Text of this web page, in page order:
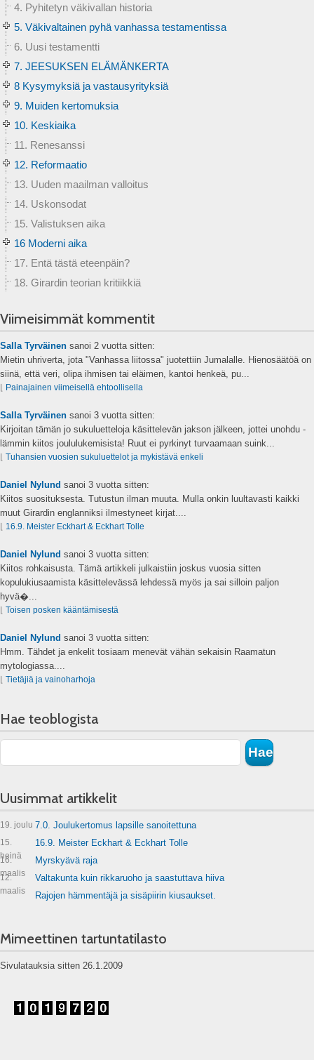
4. Pyhitetyn väkivallan historia
5. Väkivaltainen pyhä vanhassa testamentissa
6. Uusi testamentti
7. JEESUKSEN ELÄMÄNKERTA
8 Kysymyksiä ja vastausyrityksiä
9. Muiden kertomuksia
10. Keskiaika
11. Renesanssi
12. Reformaatio
13. Uuden maailman valloitus
14. Uskonsodat
15. Valistuksen aika
16 Moderni aika
17. Entä tästä eteenpäin?
18. Girardin teorian kritiikkiä
Viimeisimmät kommentit
Salla Tyrväinen sanoi 2 vuotta sitten:
Mietin uhriverta, jota "Vanhassa liitossa" juotettiin Jumalalle. Hienosäätöä on
siinä, että veri, olipa ihmisen tai eläimen, kantoi henkeä, pu...
⌊ Painajainen viimeisellä ehtoollisella
Salla Tyrväinen sanoi 3 vuotta sitten:
Kirjoitan tämän jo sukuluetteloja käsittelevän jakson jälkeen, jottei unohdu -
lämmin kiitos joululukemisista! Ruut ei pyrkinyt turvaamaan suink...
⌊ Tuhansien vuosien sukuluettelot ja mykistävä enkeli
Daniel Nylund sanoi 3 vuotta sitten:
Kiitos suosituksesta. Tutustun ilman muuta. Mulla onkin luultavasti kaikki
muut Girardin englanniksi ilmestyneet kirjat....
⌊ 16.9. Meister Eckhart & Eckhart Tolle
Daniel Nylund sanoi 3 vuotta sitten:
Kiitos rohkaisusta. Tämä artikkeli julkaistiin joskus vuosia sitten
kopulukiusaamista käsittelevässä lehdessä myös ja sai silloin paljon
hyvä�...
⌊ Toisen posken kääntämisestä
Daniel Nylund sanoi 3 vuotta sitten:
Hmm. Tähdet ja enkelit tosiaam menevät vähän sekaisin Raamatun
mytologiassa....
⌊ Tietäjiä ja vainoharhoja
Hae teoblogista
Uusimmat artikkelit
19. joulu 7.0. Joulukertomus lapsille sanoitettuna
15.
heinä
16.9. Meister Eckhart & Eckhart Tolle
16.
maalis
Myrskyävä raja
12.
maalis
Valtakunta kuin rikkaruoho ja saastuttava hiiva
Rajojen hämmentäjä ja sisäpiirin kiusaukset.
Mimeettinen tartuntatilasto
Sivulatauksia sitten 26.1.2009